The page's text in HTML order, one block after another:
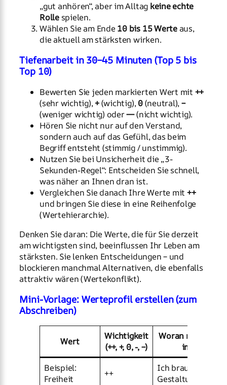
„gut anhören“, aber im Alltag keine echte
Rollespielen.
Wählen Sie am Ende 10 bis 15 Werteaus,
die aktuell am stärksten wirken.
Tiefenarbeit in 30–45 Minuten (Top 5 bis
Top 10)
Bewerten Sie jeden markierten Wert mit ++
(sehr wichtig),+(wichtig),0(neutral),–
(weniger wichtig) oder—(nicht wichtig).
Hören Sie nicht nur auf den Verstand,
sondern auch auf das Gefühl, das beim
Begriff entsteht (stimmig / unstimmig).
Nutzen Sie bei Unsicherheit die „3-
Sekunden-Regel“: Entscheiden Sie schnell,
was näher an Ihnen dran ist.
Vergleichen Sie danach Ihre Werte mit ++
und bringen Sie diese in eine Reihenfolge
(Wertehierarchie).
Denken Sie daran: Die Werte, die für Sie derzeit
am wichtigsten sind, beeinflussen Ihr Leben am
stärksten. Sie lenken Entscheidungen – und
blockieren manchmal Alternativen, die ebenfalls
attraktiv wären (Wertekonflikt).
Mini-Vorlage: Werteprofil erstellen (zum
Abschreiben)
Wert
Wichtigkeit
(++, +, 0, -, –)
Woran merken
im Alltag?
Beispiel:
Freiheit
++
Ich brauche